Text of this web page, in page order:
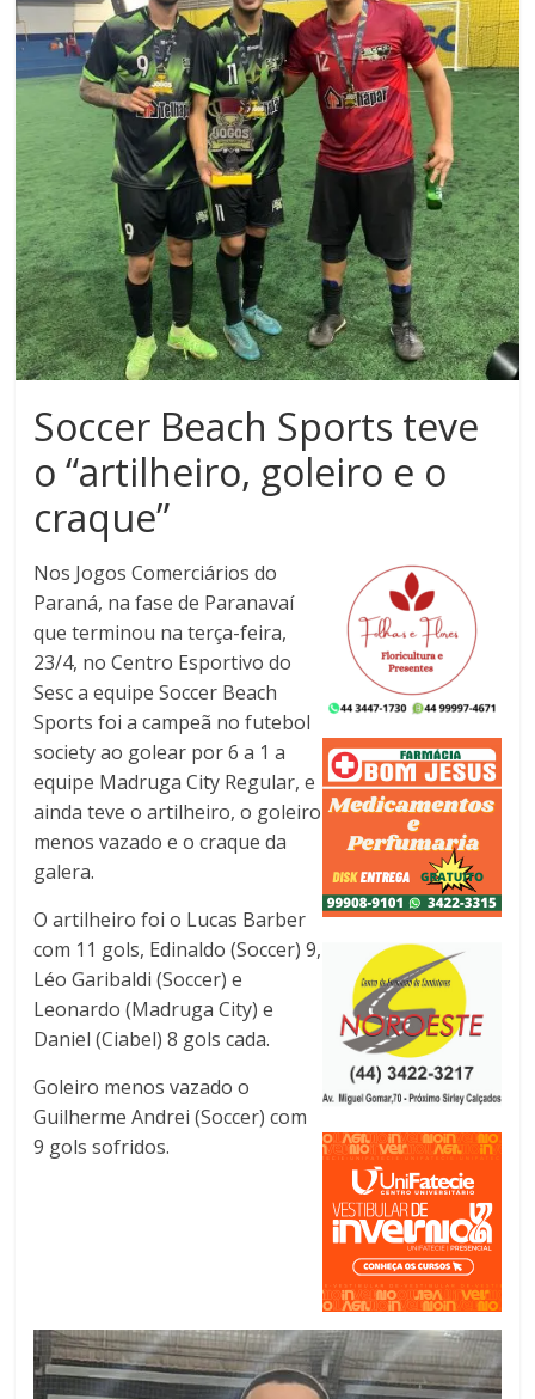
Noroeste
do
Paraná
Soccer Beach Sports teve
o “artilheiro, goleiro e o
craque”
Nos Jogos Comerciários do
Paraná, na fase de Paranavaí
que terminou na terça-feira,
23/4, no Centro Esportivo do
Sesc a equipe Soccer Beach
Sports foi a campeã no futebol
society ao golear por 6 a 1 a
equipe Madruga City Regular, e
ainda teve o artilheiro, o goleiro
menos vazado e o craque da
galera.
O artilheiro foi o Lucas Barber
com 11 gols, Edinaldo (Soccer) 9,
Léo Garibaldi (Soccer) e
Leonardo (Madruga City) e
Daniel (Ciabel) 8 gols cada.
Goleiro menos vazado o
Guilherme Andrei (Soccer) com
9 gols sofridos.